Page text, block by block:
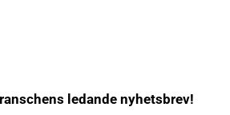
ledande nyhetsbrev!